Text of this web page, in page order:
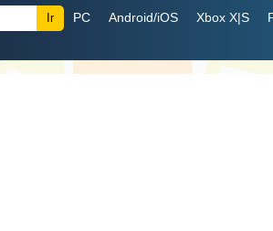
PC Android/iOS Xbox X|S